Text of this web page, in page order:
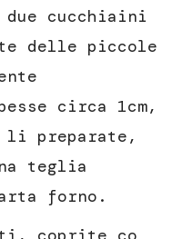
cucchiaini
delle piccole
circa 1cm,
li preparate,
teglia
forno.